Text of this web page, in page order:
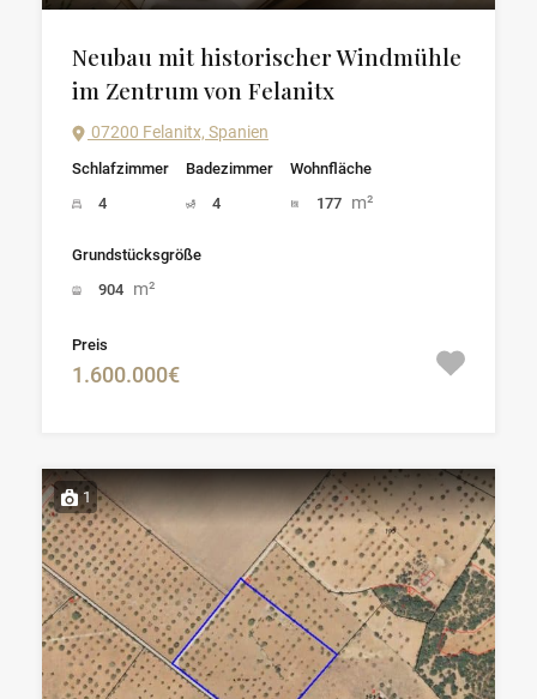
Neubau mit historischer Windmühle
im Zentrum von Felanitx
07200 Felanitx, Spanien
Schlafzimmer
4
Badezimmer
4
Wohnfläche
177 m²
Grundstücksgröße
904 m²
Preis
1.600.000€
1